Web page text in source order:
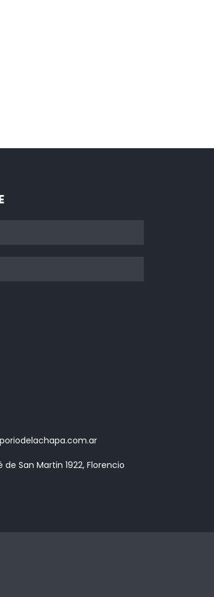
de San Martin 1922, Florencio